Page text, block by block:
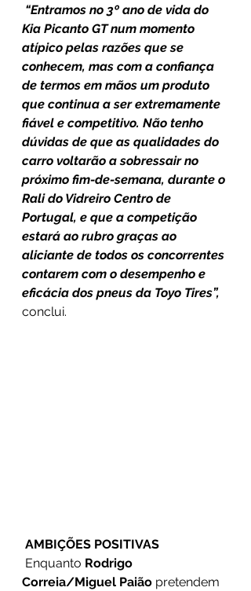
“Entramos no 3º ano de vida do
Kia Picanto GT num momento
atípico pelas razões que se
conhecem, mas com a confiança
de termos em mãos um produto
que continua a ser extremamente
fiável e competitivo. Não tenho
dúvidas de que as qualidades do
carro voltarão a sobressair no
próximo fim-de-semana, durante o
Rali do Vidreiro Centro de
Portugal, e que a competição
estará ao rubro graças ao
aliciante de todos os concorrentes
contarem com o desempenho e
eficácia dos pneus da Toyo Tires”,
conclui.
AMBIÇÕES POSITIVAS
Enquanto Rodrigo
Correia/Miguel Paião pretendem